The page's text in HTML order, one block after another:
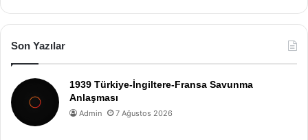
Son Yazılar
1939 Türkiye-İngiltere-Fransa Savunma
Anlaşması
Admin 7 Ağustos 2026